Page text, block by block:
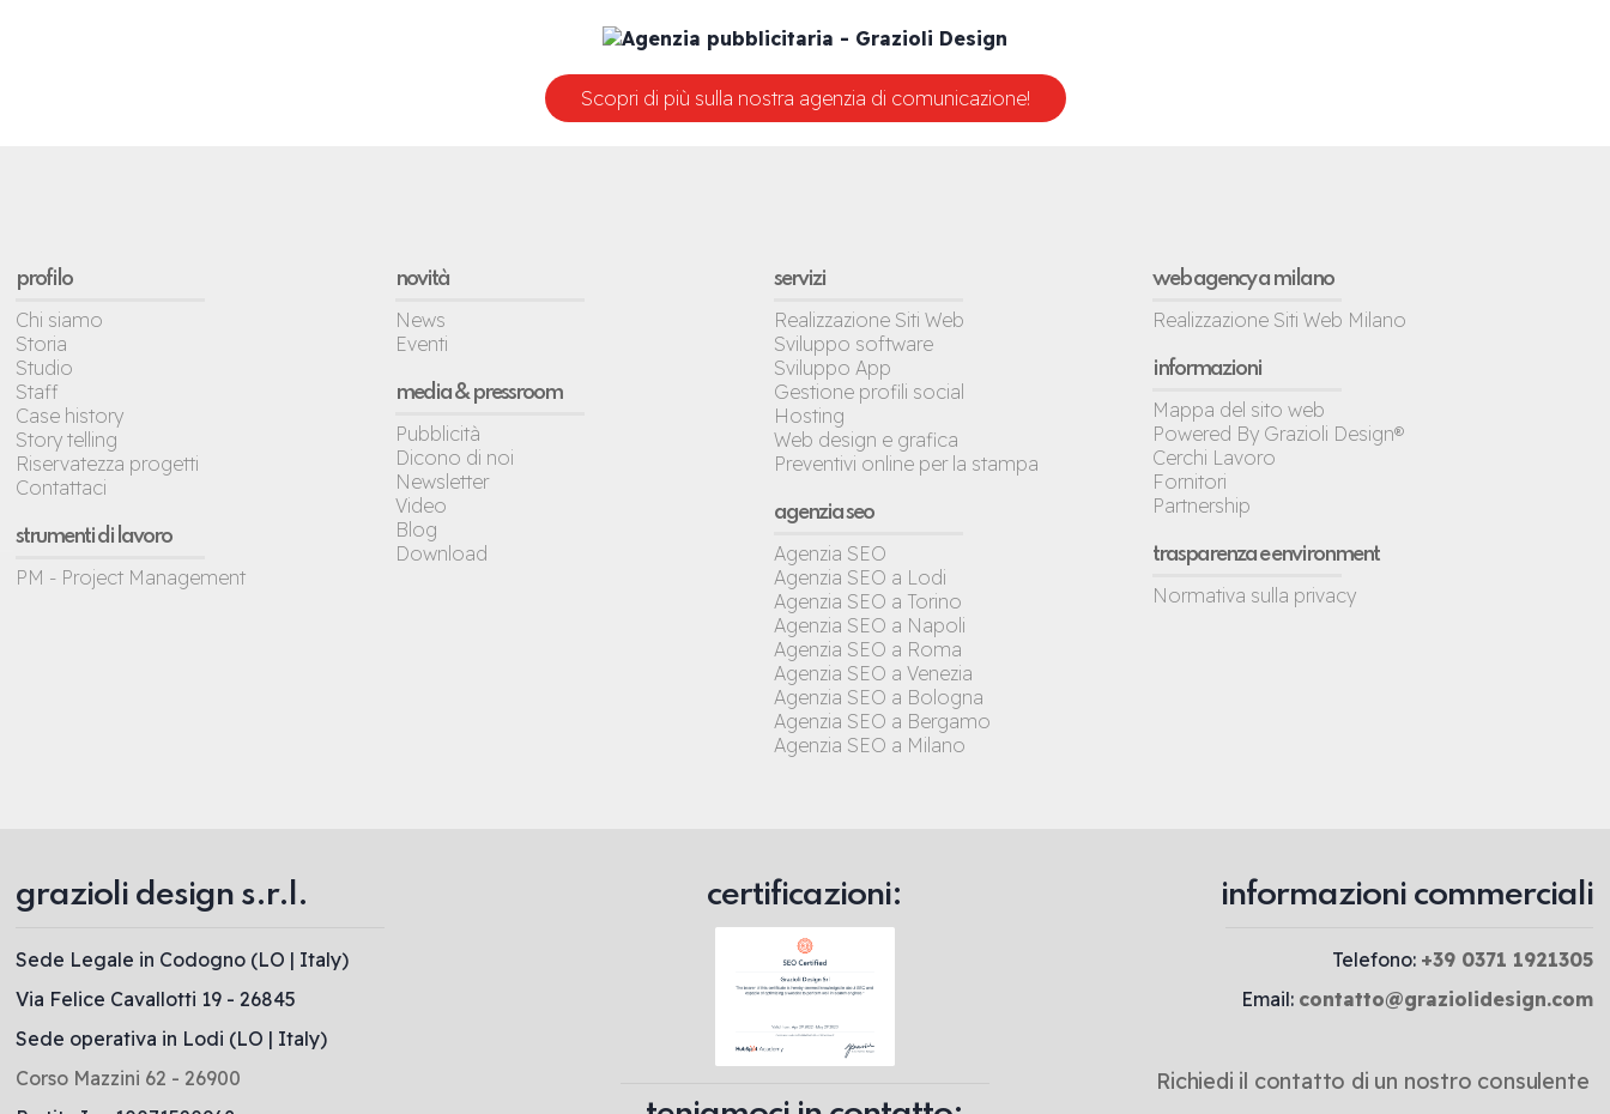
Scopri di più sulla nostra agenzia di comunicazione!
profilo
Chi siamo
Storia
Studio
Staff
Case history
Story telling
Riservatezza progetti
Contattaci
strumenti di lavoro
PM - Project Management
novità
News
Eventi
media & pressroom
Pubblicità
Dicono di noi
Newsletter
Video
Blog
Download
servizi
Realizzazione Siti Web
Sviluppo software
Sviluppo App
Gestione profili social
Hosting
Web design e grafica
Preventivi online per la stampa
agenzia seo
Agenzia SEO
Agenzia SEO a Lodi
Agenzia SEO a Torino
Agenzia SEO a Napoli
Agenzia SEO a Roma
Agenzia SEO a Venezia
Agenzia SEO a Bologna
Agenzia SEO a Bergamo
Agenzia SEO a Milano
web agency a milano
Realizzazione Siti Web Milano
informazioni
Mappa del sito web
Powered By Grazioli Design®
Cerchi Lavoro
Fornitori
Partnership
trasparenza e environment
Normativa sulla privacy
grazioli design s.r.l.
Sede Legale in Codogno (LO | Italy)
Via Felice Cavallotti 19 - 26845
Sede operativa in Lodi (LO | Italy)
Corso Mazzini 62 - 26900
certificazioni: informazioni commerciali
Telefono: +39 0371 1921305
Email: contatto@graziolidesign.com
Richiedi il contatto di un nostro consulente